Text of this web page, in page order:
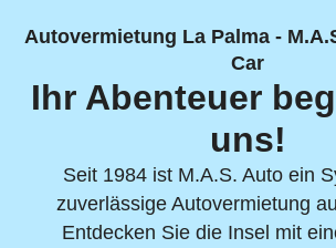
Autovermietung La Palma -
Car
Ihr Abenteuer
uns!
Seit 1984 ist M.A.S. Auto ein
zuverlässige Autovermietung
Entdecken Sie die Insel mit